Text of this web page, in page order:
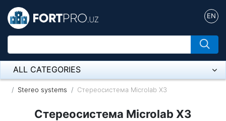
EN
ALL CATEGORIES
Микрофон
Напольные розетки
Stereo systems Стереосистема Microlab X3
Стереосистема Microlab X3